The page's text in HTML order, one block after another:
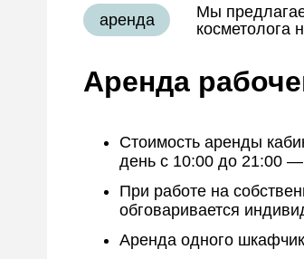
Мы
косметолога
Аренда
аренда
Стоимость аренды
день с 10:00 до 21:00
Аренда одного
При работе на
обговаривается